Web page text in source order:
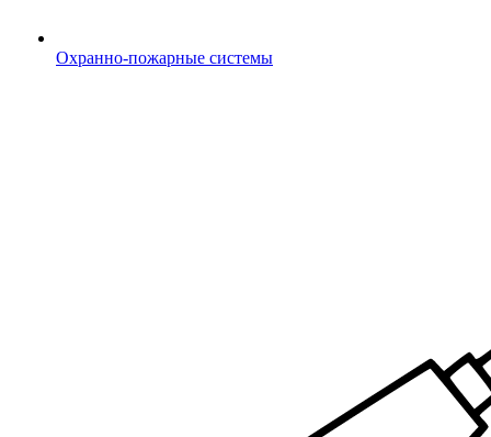
Охранно-пожарные системы